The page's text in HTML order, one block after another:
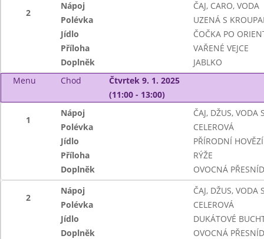
2
Nápoj
ČAJ, CARO, VODA
Polévka
UZENÁ S
Jídlo
ČOČKA PO
Příloha
VAŘENÉ VEJCE
Doplněk
JABLKO
Menu
Chod
Čtvrtek 9. 1. 2025
(11:00 - 13:00)
1
Nápoj
ČAJ, DŽUS, VODA
Polévka
CELEROVÁ
Jídlo
PŘÍRODNÍ
Příloha
RÝŽE
Doplněk
OVOCNÁ
2
Nápoj
ČAJ, DŽUS, VODA
Polévka
CELEROVÁ
Jídlo
DUKÁTOVÉ
Doplněk
OVOCNÁ